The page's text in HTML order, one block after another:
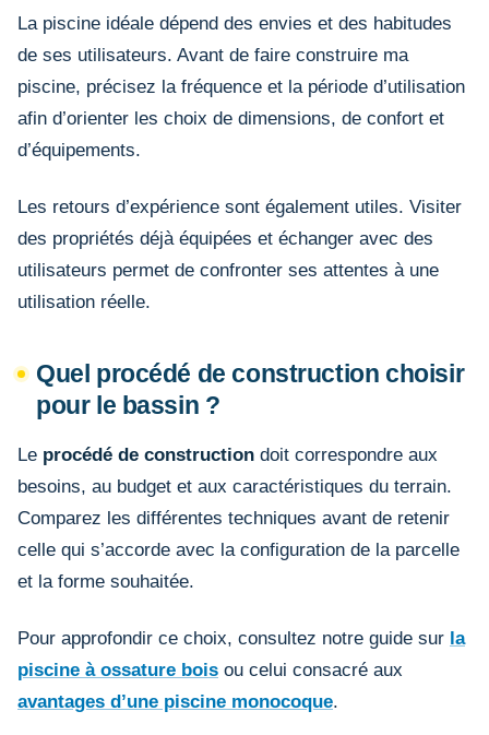
La piscine idéale dépend des envies et des habitudes
de ses utilisateurs. Avant de faire construire ma
piscine, précisez la fréquence et la période d’utilisation
afin d’orienter les choix de dimensions, de confort et
d’équipements.
Les retours d’expérience sont également utiles. Visiter
des propriétés déjà équipées et échanger avec des
utilisateurs permet de confronter ses attentes à une
utilisation réelle.
Quel procédé de construction choisir
pour le bassin ?
Le procédé de construction doit correspondre aux
besoins, au budget et aux caractéristiques du terrain.
Comparez les différentes techniques avant de retenir
celle qui s’accorde avec la configuration de la parcelle
et la forme souhaitée.
Pour approfondir ce choix, consultez notre guide sur la
piscine à ossature bois ou celui consacré aux
avantages d’une piscine monocoque.